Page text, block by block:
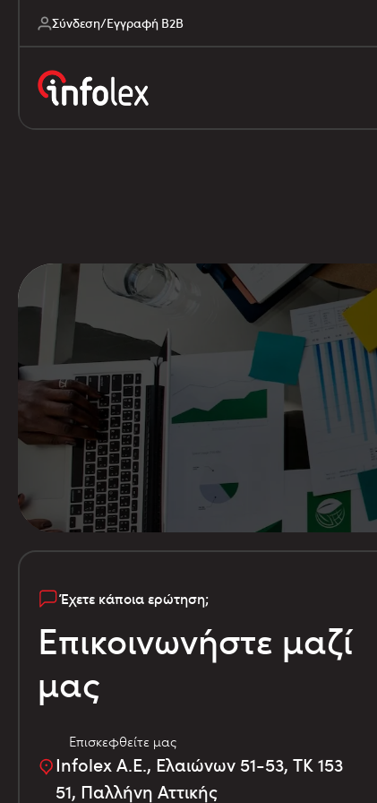
Σύνδεση/Εγγραφή B2B
Έχετε κάποια ερώτηση;
Επικοινωνήστε μαζί
μας
Επισκεφθείτε μας
Infolex Α.Ε., Ελαιώνων 51-53, TK 153
51, Παλλήνη Αττικής